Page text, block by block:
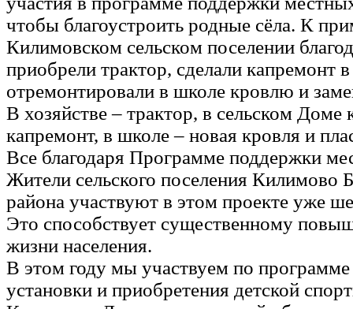
чтобы благоустроить родные сёла. К
Килимовском сельском поселении
приобрели трактор, сделали капремонт
отремонтировали в школе кровлю и
В хозяйстве – трактор, в сельском Доме
капремонт, в школе – новая кровля и
Все благодаря Программе поддержки
Жители сельского поселения Килимово
района участвуют в этом проекте уже
Это способствует существенному
жизни населения.
В этом году мы участвуем по
установки и приобретения детской